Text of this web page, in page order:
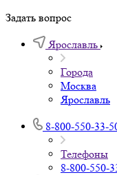
Задать вопрос
Ярославль
Города
Москва
Ярославль
8-800-550-33-
Телефоны
8-800-550-